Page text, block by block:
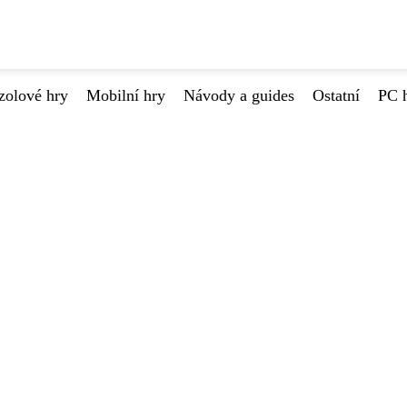
hry Mobilní hry Návody a guides Ostatní PC